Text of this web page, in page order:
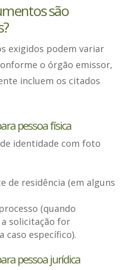
são
exigidos podem variar
o órgão emissor,
incluem os citados
pessoa física
identidade com foto
de residência (em alguns
(quando
a solicitação for
caso específico).
pessoa jurídica